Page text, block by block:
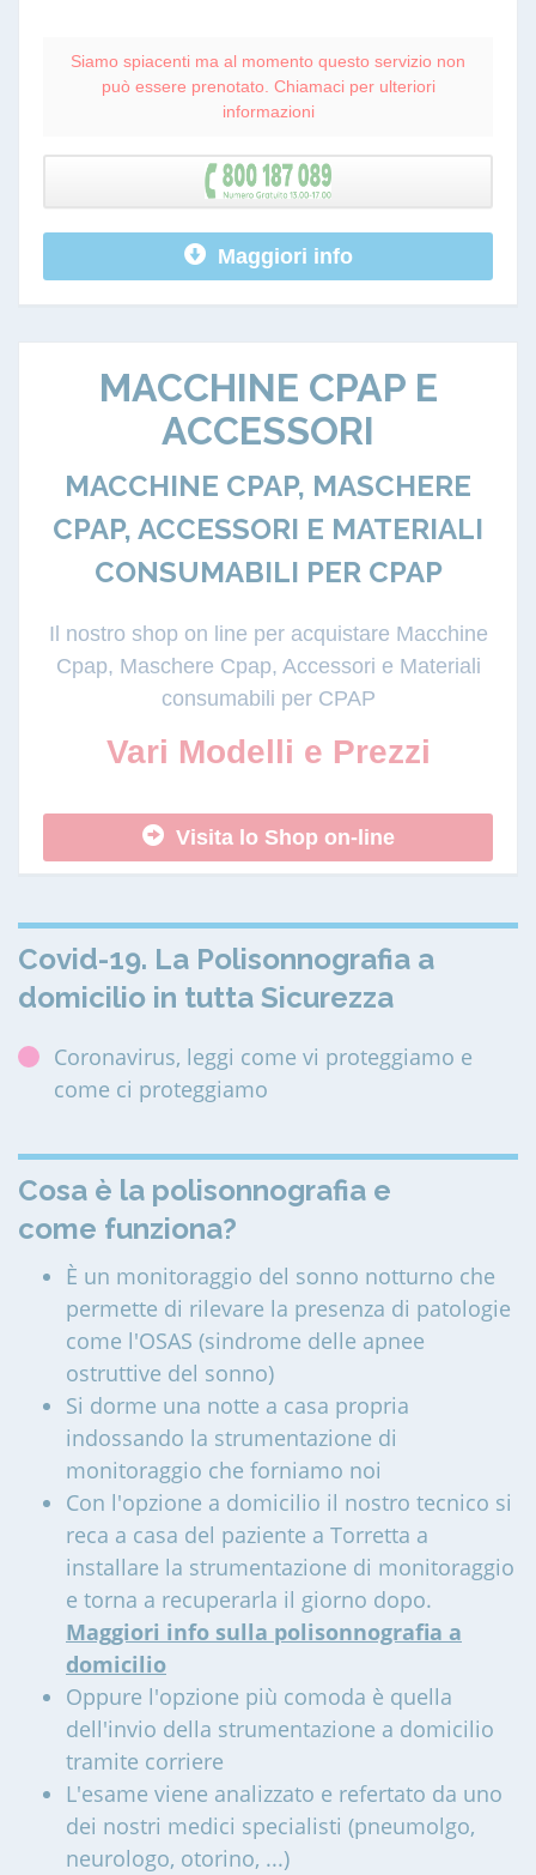
Siamo spiacenti ma al momento questo servizio non
può essere prenotato. Chiamaci per ulteriori
informazioni
Maggiori info
MACCHINE CPAP E
ACCESSORI
MACCHINE CPAP, MASCHERE
CPAP, ACCESSORI E MATERIALI
CONSUMABILI PER CPAP
Il nostro shop on line per acquistare Macchine
Cpap, Maschere Cpap, Accessori e Materiali
consumabili per CPAP
Vari Modelli e Prezzi
Visita lo Shop on-line
Covid-19. La Polisonnografia a
domicilio in tutta Sicurezza
Coronavirus, leggi come vi proteggiamo e
come ci proteggiamo
Cosa è la polisonnografia e
come funziona?
È un monitoraggio del sonno notturno che
permette di rilevare la presenza di patologie
come l'OSAS (sindrome delle apnee
ostruttive del sonno)
Si dorme una notte a casa propria
indossando la strumentazione di
monitoraggio che forniamo noi
Con l'opzione a domicilio il nostro tecnico si
reca a casa del paziente a Torretta a
installare la strumentazione di monitoraggio
e torna a recuperarla il giorno dopo.
Maggiori info sulla polisonnografia a
domicilio
Oppure l'opzione più comoda è quella
dell'invio della strumentazione a domicilio
tramite corriere
L'esame viene analizzato e refertato da uno
dei nostri medici specialisti (pneumolgo,
neurologo, otorino, ...)